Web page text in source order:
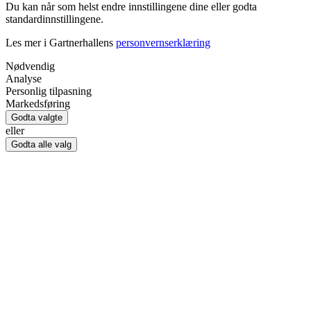
Du kan når som helst endre innstillingene dine eller godta
standardinnstillingene.
Les mer i Gartnerhallens personvernserklæring
Nødvendig
Analyse
Personlig tilpasning
Markedsføring
Godta valgte
eller
Godta alle valg